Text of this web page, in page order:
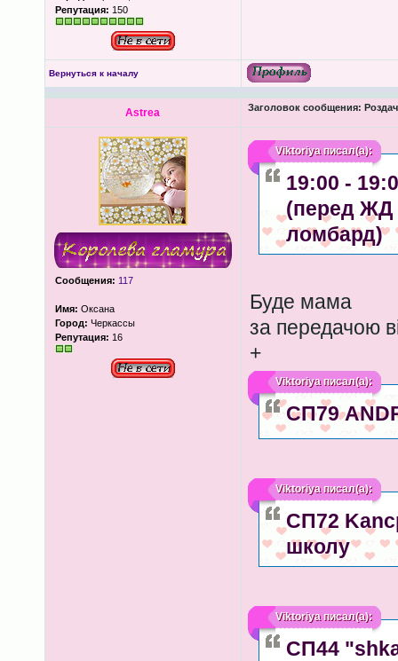
Репутация: 150
Вернуться к началу
Astrea Заголовок сообщения:
Сообщения: 117
Имя: Оксана
Город: Черкассы
Репутация: 16
Viktoriyaписал(а):
19:00 -
(перед ЖД
ломбард)
Буде мама
за передачою
+
Viktoriyaписал(а):
СП79
Viktoriyaписал(а):
СП72
школу
Viktoriyaписал(а):
СП44